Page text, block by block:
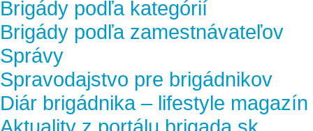
Brigády podľa kategórií
Brigády podľa zamestnávateľov
Správy
Spravodajstvo pre brigádnikov
Diár brigádnika – lifestyle magazín